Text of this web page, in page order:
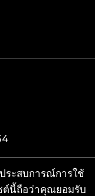
ระสบการณ์การใช้
ต์นี้ถือว่าคุณยอมรับ